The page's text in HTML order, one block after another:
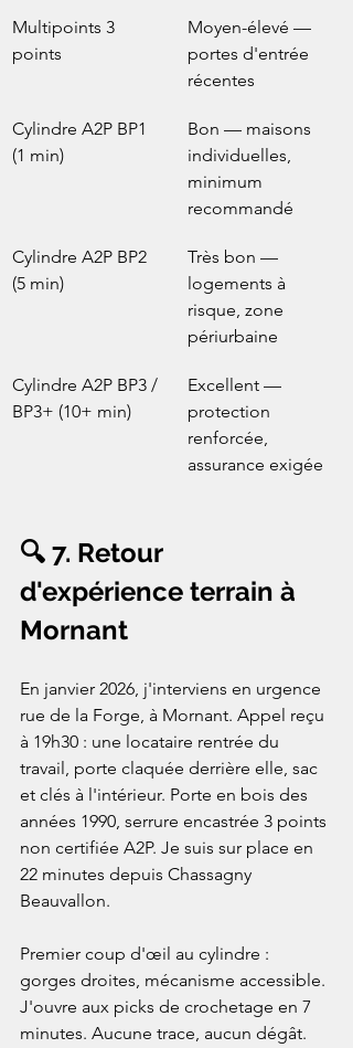
Multipoints 3
points
Moyen-élevé —
portes d'entrée
récentes
Cylindre A2P BP1
(1 min)
Bon — maisons
individuelles,
minimum
recommandé
Cylindre A2P BP2
(5 min)
Très bon —
logements à
risque, zone
périurbaine
Cylindre A2P BP3 /
BP3+ (10+ min)
Excellent —
protection
renforcée,
assurance exigée
🔍 7. Retour
d'expérience terrain à
Mornant
En janvier 2026, j'interviens en urgence
rue de la Forge, à Mornant. Appel reçu
à 19h30 : une locataire rentrée du
travail, porte claquée derrière elle, sac
et clés à l'intérieur. Porte en bois des
années 1990, serrure encastrée 3 points
non certifiée A2P. Je suis sur place en
22 minutes depuis Chassagny
Beauvallon.
Premier coup d'œil au cylindre :
gorges droites, mécanisme accessible.
J'ouvre aux picks de crochetage en 7
minutes. Aucune trace, aucun dégât.